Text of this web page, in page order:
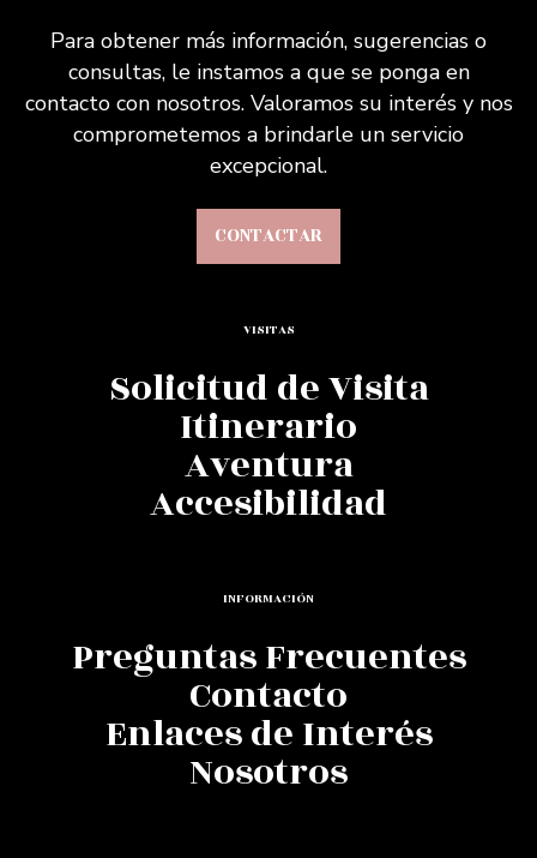
Para obtener más información, sugerencias o
consultas, le instamos a que se ponga en
contacto con nosotros. Valoramos su interés y nos
comprometemos a brindarle un servicio
excepcional.
CONTACTAR
VISITAS
Solicitud de Visita
Itinerario
Aventura
Accesibilidad
INFORMACIÓN
Preguntas Frecuentes
Contacto
Enlaces de Interés
Nosotros